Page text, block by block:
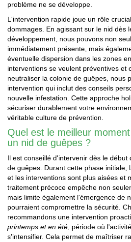
problème ne se développe.
L'intervention rapide joue un rôle
dommages. En agissant sur le nid dès
développement, nous pouvons non
immédiatement présente, mais
éventuelle dispersion dans les zones
interventions se veulent préventives et
neutraliser la colonie de guêpes, nous
intervention qui inclut des conseils
nouvelle infestation. Cette approche
sécuriser durablement votre
véritable culture de prévention.
Quel est le meilleur
un nid de guêpes ?
Il est conseillé d'intervenir dès le début
de guêpes. Durant cette phase initiale,
et les interventions sont plus aisées et
traitement précoce empêche non
mais limite également l'émergence de
pourraient compromettre la sécurité.
recommandons une intervention
printemps et en été, période où
s'intensifier. Cela permet de maîtriser